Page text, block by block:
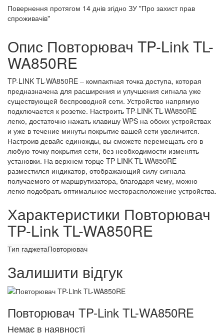
Повернення протягом 14 днів згідно ЗУ "Про захист прав
спроживачів"
Опис Повторювач TP-Link TL-
WA850RE
TP-LINK TL-WA850RE – компактная точка доступа, которая
предназначена для расширения и улучшения сигнала уже
существующей беспроводной сети. Устройство напрямую
подключается к розетке. Настроить TP-LINK TL-WA850RE
легко, достаточно нажать клавишу WPS на обоих устройствах
и уже в течение минуты покрытие вашей сети увеличится.
Настроив девайс единожды, вы сможете перемещать его в
любую точку покрытия сети, без необходимости изменять
установки. На верхнем торце TP-LINK TL-WA850RE
разместился индикатор, отображающий силу сигнала
получаемого от маршрутизатора, благодаря чему, можно
легко подобрать оптимальное месторасположение устройства.
Характеристики Повторювач
TP-Link TL-WA850RE
Тип гаджетаПовторювач
Залишити відгук
Повторювач TP-Link TL-WA850RE
Немає в наявності